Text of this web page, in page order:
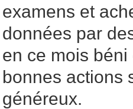
examens et
données par
en ce mois
bonnes actions
généreux.